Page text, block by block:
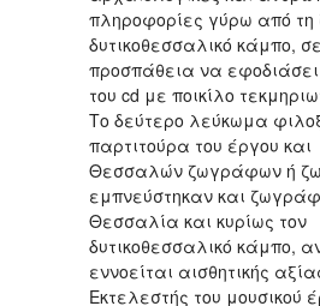
πληροφορίες γύρω από τη
δυτικοθεσσαλικό κάμπο,
προσπάθεια να
του cd με ποικίλο
Το δεύτερο λεύκωμα
παρτιτούρα του έργου
Θεσσαλών ζωγράφων ή
εμπνεύστηκαν και
Θεσσαλία και κυρίως τον
δυτικοθεσσαλικό κάμπο,
εννοείται αισθητικής
Εκτελεστής του μουσικού